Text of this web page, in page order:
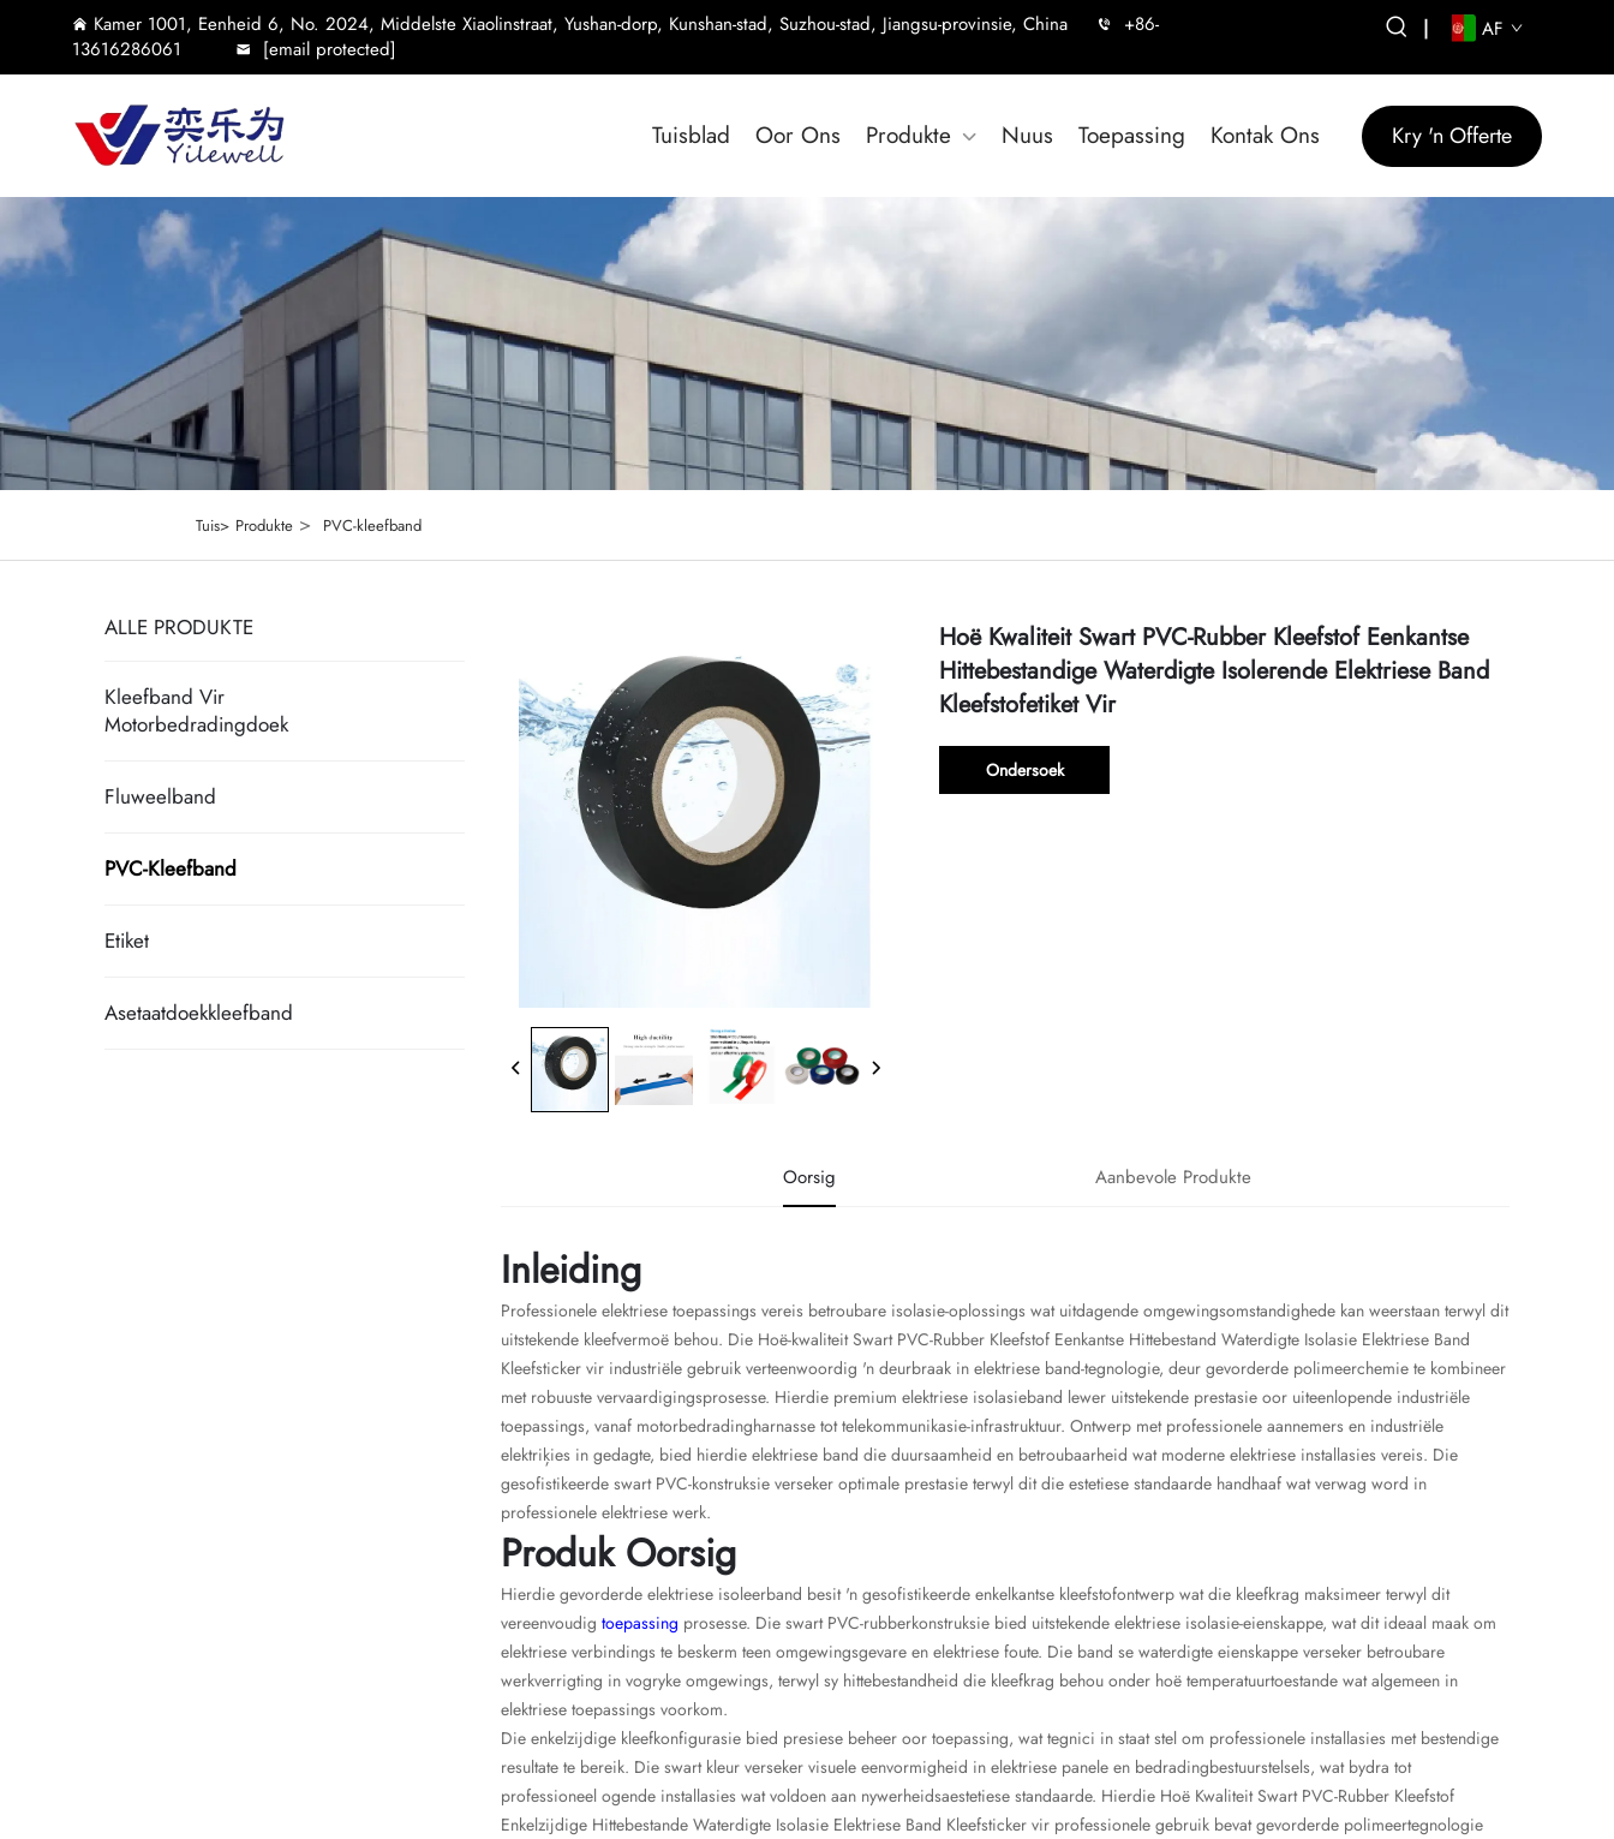
Kamer 1001, Eenheid 6, No. 2024, Middelste Xiaolinstraat, Yushan-dorp, Kunshan-stad, Suzhou-stad, Jiangsu-provinsie, China
+86-
13616286061
[email protected]
| AF
Tuisblad Oor Ons Produkte Nuus Toepassing Kontak Ons Kry 'n Offerte
Tuis> Produkte> PVC-kleefband
ALLE PRODUKTE
Kleefband Vir
Motorbedradingdoek
Fluweelband
PVC-Kleefband
Etiket
Asetaatdoekkleefband
Hoë Kwaliteit Swart PVC-Rubber Kleefstof Eenkantse
Hittebestandige Waterdigte Isolerende Elektriese Band
Kleefstofetiket Vir
Ondersoek
Oorsig Aanbevole Produkte
Inleiding
Professionele elektriese toepassings vereis betroubare isolasie-oplossings wat uitdagende omgewingsomstandighede kan weerstaan terwyl dit
uitstekende kleefvermoë behou. Die Hoë-kwaliteit Swart PVC-Rubber Kleefstof Eenkantse Hittebestand Waterdigte Isolasie Elektriese Band
Kleefsticker vir industriële gebruik verteenwoordig 'n deurbraak in elektriese band-tegnologie, deur gevorderde polimeerchemie te kombineer
met robuuste vervaardigingsprosesse. Hierdie premium elektriese isolasieband lewer uitstekende prestasie oor uiteenlopende industriële
toepassings, vanaf motorbedradingharnasse tot telekommunikasie-infrastruktuur. Ontwerp met professionele aannemers en industriële
elektriķies in gedagte, bied hierdie elektriese band die duursaamheid en betroubaarheid wat moderne elektriese installasies vereis. Die
gesofistikeerde swart PVC-konstruksie verseker optimale prestasie terwyl dit die estetiese standaarde handhaaf wat verwag word in
professionele elektriese werk.
Produk Oorsig
Hierdie gevorderde elektriese isoleerband besit 'n gesofistikeerde enkelkantse kleefstofontwerp wat die kleefkrag maksimeer terwyl dit
vereenvoudig toepassing prosesse. Die swart PVC-rubberkonstruksie bied uitstekende elektriese isolasie-eienskappe, wat dit ideaal maak om
elektriese verbindings te beskerm teen omgewingsgevare en elektriese foute. Die band se waterdigte eienskappe verseker betroubare
werkverrigting in vogryke omgewings, terwyl sy hittebestandheid die kleefkrag behou onder hoë temperatuurtoestande wat algemeen in
elektriese toepassings voorkom.
Die enkelzijdige kleefkonfigurasie bied presiese beheer oor toepassing, wat tegnici in staat stel om professionele installasies met bestendige
resultate te bereik. Die swart kleur verseker visuele eenvormigheid in elektriese panele en bedradingbestuurstelsels, wat bydra tot
professioneel ogende installasies wat voldoen aan nywerheidsaestetiese standaarde. Hierdie Hoë Kwaliteit Swart PVC-Rubber Kleefstof
Enkelzijdige Hittebestande Waterdigte Isolasie Elektriese Band Kleefsticker vir professionele gebruik bevat gevorderde polimeertegnologie